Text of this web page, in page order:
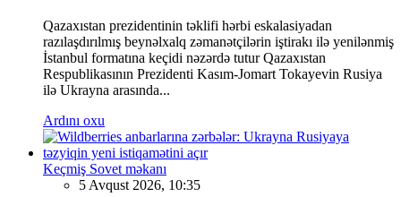
Qazaxıstan prezidentinin təklifi hərbi eskalasiyadan
razılaşdırılmış beynəlxalq zəmanətçilərin iştirakı ilə yenilənmiş
İstanbul formatına keçidi nəzərdə tutur Qazaxıstan
Respublikasının Prezidenti Kasım-Jomart Tokayevin Rusiya
ilə Ukrayna arasında...
Ardını oxu
Keçmiş Sovet məkanı
5 Avqust 2026, 10:35